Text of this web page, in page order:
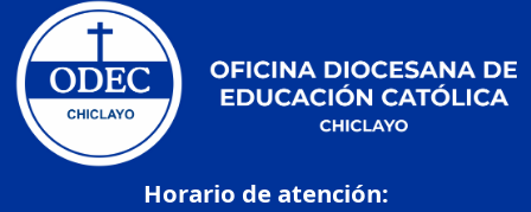
Horario de atención: